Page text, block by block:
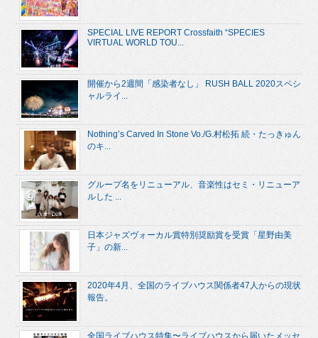
SPECIAL LIVE REPORT Crossfaith “SPECIES
VIRTUAL WORLD TOU...
開催から2週間「感染者なし」 RUSH BALL 2020スペシ
ャルライ...
Nothing’s Carved In Stone Vo./G.村松拓 続・たっきゅん
のキ...
グループ名をリニューアル、音楽性はセミ・リニューア
ルした ...
日本ジャズヴォーカル賞特別奨励賞を受賞「星野由美
子」の新...
2020年4月、全国のライブハウス関係者47人からの現状
報告。
全国ライブハウス特集〜ライブハウスから届いたメッセ